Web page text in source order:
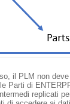
il PLM non
Parti di
replicati